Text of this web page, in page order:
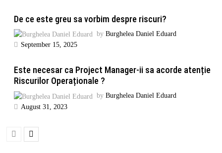
De ce este greu sa vorbim despre riscuri?
by Burghelea Daniel Eduard
September 15, 2025
Este necesar ca Project Manager-ii sa acorde atenție
Riscurilor Operaționale ?
by Burghelea Daniel Eduard
August 31, 2023